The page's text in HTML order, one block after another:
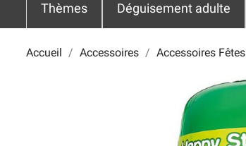
Thèmes Déguisement adulte
Accueil Accessoires Accessoires Fêtes